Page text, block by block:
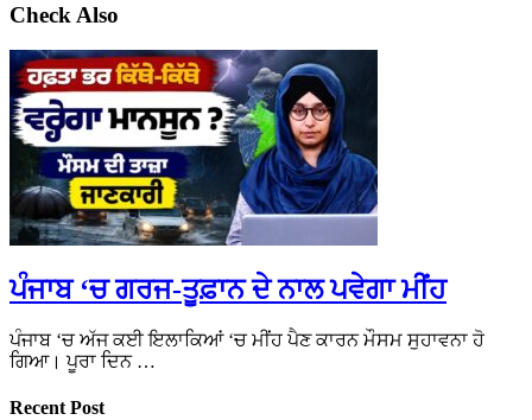
Check Also
ਪੰਜਾਬ ‘ਚ ਗਰਜ-ਤੂਫ਼ਾਨ ਦੇ ਨਾਲ ਪਵੇਗਾ ਮੀਂਹ
ਪੰਜਾਬ ‘ਚ ਅੱਜ ਕਈ ਇਲਾਕਿਆਂ ‘ਚ ਮੀਂਹ ਪੈਣ ਕਾਰਨ ਮੌਸਮ ਸੁਹਾਵਨਾ ਹੋ
ਗਿਆ। ਪੂਰਾ ਦਿਨ …
Recent Post